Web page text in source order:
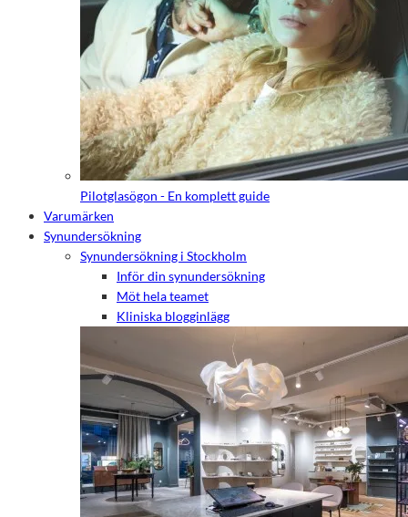
Pilotglasögon - En komplett guide
Varumärken
Synundersökning
Synundersökning i Stockholm
Inför din synundersökning
Möt hela teamet
Kliniska blogginlägg